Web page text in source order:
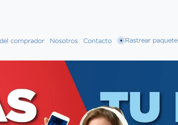
comprador Nosotros Contacto Rastrear paquete